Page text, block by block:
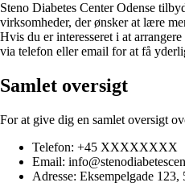
Steno Diabetes Center Odense
virksomheder, der ønsker at lære
Hvis du er interesseret i at
via telefon eller email for at få
Samlet oversigt
For at give dig en samlet oversigt
Telefon: +45 XXXXXXXX
Email:
Adresse: Eksempelgade 123,